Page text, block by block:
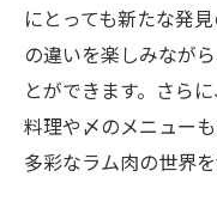
にとっても新たな発
の違いを楽しみなが
とができます。さら
料理や〆のメニュー
多彩なラム肉の世界を